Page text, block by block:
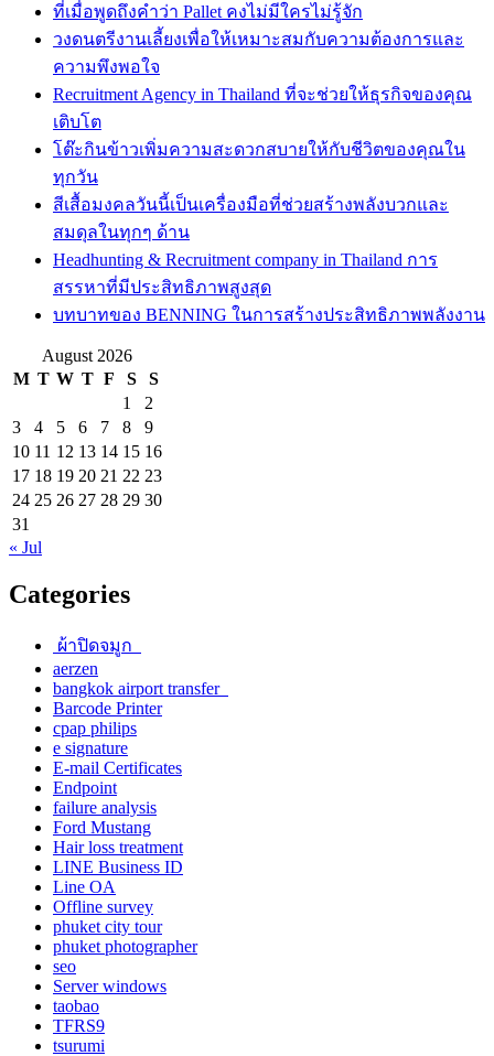
ที่เมื่อพูดถึงคำว่า Pallet คงไม่มีใครไม่รู้จัก
วงดนตรีงานเลี้ยงเพื่อให้เหมาะสมกับความต้องการและ
ความพึงพอใจ
Recruitment Agency in Thailand ที่จะช่วยให้ธุรกิจของคุณ
เติบโต
โต๊ะกินข้าวเพิ่มความสะดวกสบายให้กับชีวิตของคุณใน
ทุกวัน
สีเสื้อมงคลวันนี้เป็นเครื่องมือที่ช่วยสร้างพลังบวกและ
สมดุลในทุกๆ ด้าน
Headhunting & Recruitment company in Thailand การ
สรรหาที่มีประสิทธิภาพสูงสุด
บทบาทของ BENNING ในการสร้างประสิทธิภาพพลังงาน
August 2026
M T W T F S
S
1
2
3
4 5 6 7 8
9
10 11 12 13 14 15 16
17 18 19 20 21 22 23
24 25 26 27 28 29 30
31
« Jul
Categories
ผ้าปิดจมูก
aerzen
bangkok airport transfer
Barcode Printer
cpap philips
e signature
E-mail Certificates
Endpoint
failure analysis
Ford Mustang
Hair loss treatment
LINE Business ID
Line OA
Offline survey
phuket city tour
phuket photographer
seo
Server windows
taobao
TFRS9
tsurumi